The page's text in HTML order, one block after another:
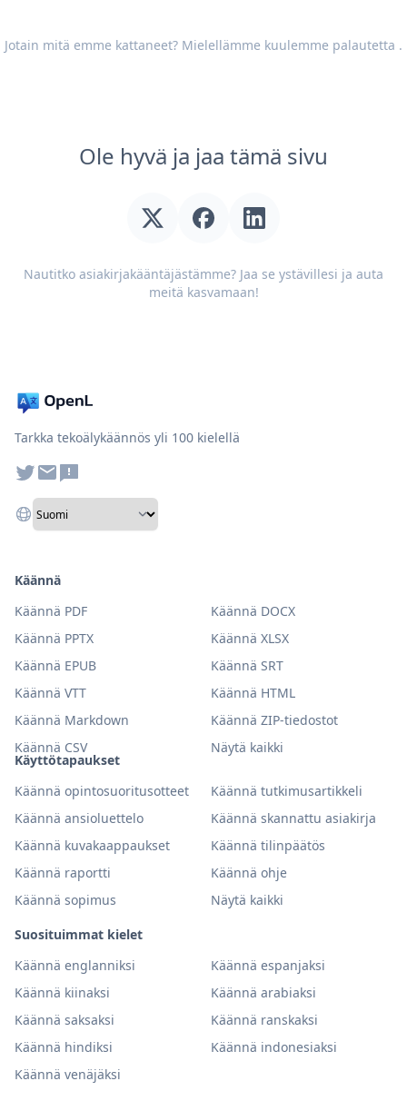
Jotain mitä emme kattaneet? Mielellämme kuulemme palautetta .
Ole hyvä ja jaa tämä sivu
Nautitko asiakirjakääntäjästämme? Jaa se ystävillesi ja auta
meitä kasvamaan!
Tarkka tekoälykäännös yli 100 kielellä
Käyttötapaukset
Käännä opintosuoritusotteet
Käännä tutkimusartikkeli
Käännä ansioluettelo
Käännä skannattu asiakirja
Käännä kuvakaappaukset
Käännä tilinpäätös
Käännä raportti
Käännä ohje
Käännä sopimus
Näytä kaikki
Suosituimmat kielet
Käännä englanniksi
Käännä espanjaksi
Käännä kiinaksi
Käännä arabiaksi
Käännä saksaksi
Käännä ranskaksi
Käännä hindiksi
Käännä indonesiaksi
Käännä venäjäksi
Käännä
Käännä PDF
Käännä DOCX
Käännä PPTX
Käännä XLSX
Käännä EPUB
Käännä SRT
Käännä VTT
Käännä HTML
Käännä Markdown
Käännä ZIP-tiedostot
Käännä CSV
Näytä kaikki